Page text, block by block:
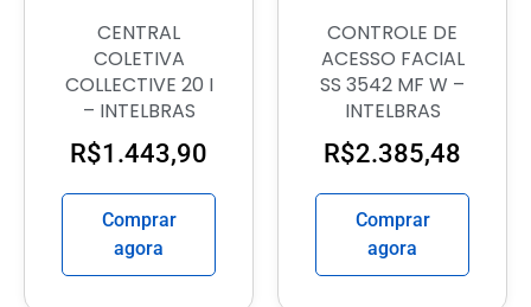
CENTRAL
COLETIVA
COLLECTIVE 20 I
– INTELBRAS
R$1.443,90
Comprar
agora
CONTROLE DE
ACESSO FACIAL
SS 3542 MF W –
INTELBRAS
R$2.385,48
Comprar
agora